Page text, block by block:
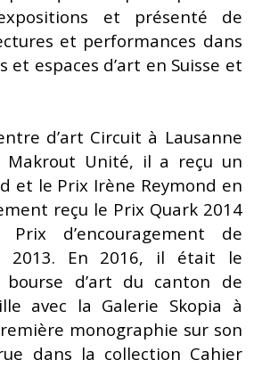
et présenté de
et performances dans
espaces d’art en Suisse et
d’art Circuit à Lausanne
Unité, il a reçu un
et le Prix Irène Reymond en
reçu le Prix Quark 2014
d’encouragement de
2013. En 2016, il était le
d’art du canton de
avec la Galerie Skopia à
monographie sur son
dans la collection Cahier